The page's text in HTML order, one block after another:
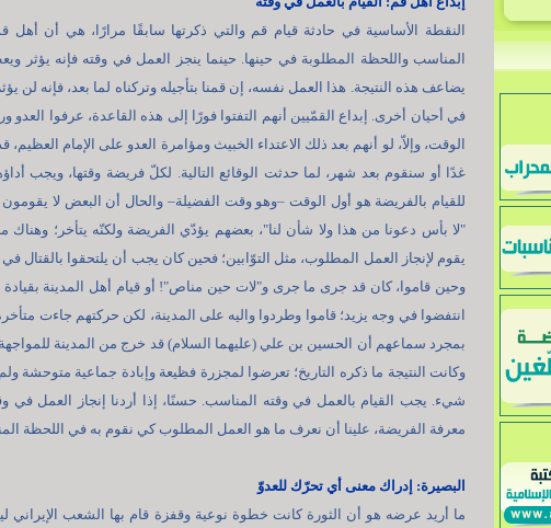
النقطة الأساسية في حادثة قيام قم والتي ذكرتها سابقًا مرارًا، هي أن
المناسب واللحظة المطلوبة في حينها. حينما ينجز العمل في وقته فإنه يؤثر
يضاعف هذه النتيجة. هذا العمل نفسه، إن قمنا بتأجيله وتركناه لما بعد، فإنه لن
في أحيان أخرى. إبداع القمّيين أنهم التفتوا فورًا إلى هذه القاعدة، عرفوا العدو
الوقت، وإلاّ، لو أنهم بعد ذلك الاعتداء الخبيث ومؤامرة العدو على الإمام العظيم،
غدًا أو سنقوم بعد شهر، لما حدثت الوقائع التالية. لكلّ فريضة وقتها، ويجب
للقيام بالفريضة هو أول الوقت –وهو وقت الفضيلة– والحال أن البعض لا يقومون
"لا بأس دعونا من هذا ولا شأن لنا"، بعضهم يؤدّي الفريضة ولكنّه يتأخر؛
يقوم لإنجاز العمل المطلوب، مثل التوّابين؛ فحين كان يجب أن يلتحقوا بالقتال في
وحين قاموا، كان قد جرى ما جرى و"لات حين مناص"! أو قيام أهل المدينة
انتفضوا في وجه يزيد؛ قاموا وطردوا واليه على المدينة، لكن حركتهم جاءت
بمجرد سماعهم أن الحسين بن علي (عليهما السلام) قد خرج من المدينة
وكانت النتيجة ما ذكره التاريخ؛ تعرضوا لمجزرة فظيعة وإبادة جماعية متوحشة
شيء. يجب القيام بالعمل في وقته المناسب. حسنًا، إذا أردنا إنجاز العمل في
معرفة الفريضة، علينا أن نعرف ما هو العمل المطلوب كي نقوم به في اللحظة
البصيرة: إدراك معنى أي تحرّك للعدوّ
ما أريد عرضه هو أن الثورة كانت خطوة نوعية وقفزة قام بها الشعب الإيراني